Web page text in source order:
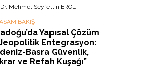
Mehmet Seyfettin EROL
BAKIŞ
Yapısal Çözüm
Entegrasyon:
Basra Güvenlik,
ve Refah Kuşağı”